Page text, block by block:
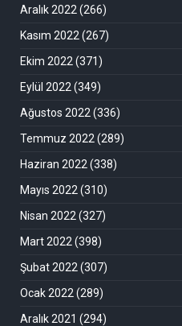
Aralık 2022 (266)
Kasım 2022 (267)
Ekim 2022 (371)
Eylül 2022 (349)
Ağustos 2022 (336)
Temmuz 2022 (289)
Haziran 2022 (338)
Mayıs 2022 (310)
Nisan 2022 (327)
Mart 2022 (398)
Şubat 2022 (307)
Ocak 2022 (289)
Aralık 2021 (294)